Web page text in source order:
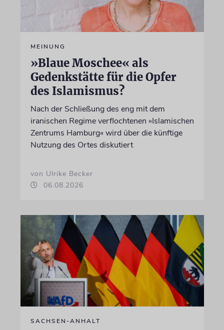
MEINUNG
»Blaue Moschee« als
Gedenkstätte für die Opfer
des Islamismus?
Nach der Schließung des eng mit dem
iranischen Regime verflochtenen »Islamischen
Zentrums Hamburg« wird über die künftige
Nutzung des Ortes diskutiert
von Ulrike Becker
06.08.2026
SACHSEN-ANHALT